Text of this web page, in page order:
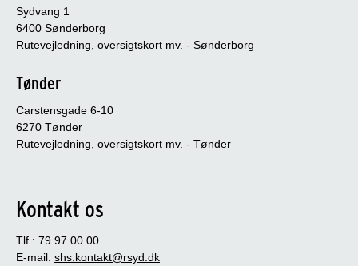
Sydvang 1
6400 Sønderborg
Rutevejledning, oversigtskort mv. - Sønderborg
Tønder
Carstensgade 6-10
6270 Tønder
Rutevejledning, oversigtskort mv. - Tønder
Kontakt os
Tlf.: 79 97 00 00
E-mail: shs.kontakt@rsyd.dk